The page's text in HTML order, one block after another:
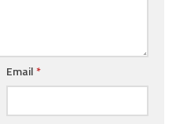
Email *